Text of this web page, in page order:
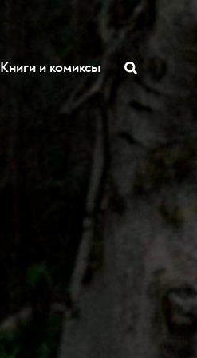
Книги и комиксы